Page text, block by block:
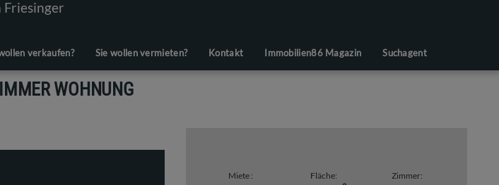
verkaufen? Sie wollen vermieten? Kontakt Immobilien86 Magazin Suchagent
WOHNUNG
Miete Fläche Zimmer